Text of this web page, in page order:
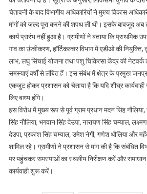
चेतावनी के बाद विभागीय अधिकारियों ने मुख्य विकास
मांगों को जल्द पूरा करने की शपथ ली थी। इसके बावजूद अब
कार्य प्रारंभ नहीं हुआ है। ग्रामीणों ने बताया कि प्राथमिक
गांव का ऊंचीकरण, हॉर्टिकल्चर विभाग में एडीओ की नियुक्ति,
लाभ, लघु सिंचाई योजना तथा पशु चिकित्सा केंद्र की
समस्याएं वर्षों से लंबित हैं। इस संबंध में क्षेत्र के प्रमुख
एकजुट होकर प्रशासन को चेताया है कि यदि शीघ्र
लिए बाध्य होंगे।
इस विरोध में मुख्य रूप से पूर्व ग्राम प्रधान मदन सिंह नौलिया,
सिंह नौलिया, भगवान सिंह देउपा, नारायण सिंह चम्याल,
देउपा, प्रकाश सिंह चम्याल, उमेश नेगी, गणेश धौलिया और
शामिल रहे। ग्रामीणों ने प्रशासन से मांग की है कि संबंधित
पर पहुंचकर समस्याओं का स्थलीय निरीक्षण करें और समाधान
कार्यवाही शुरू करें।